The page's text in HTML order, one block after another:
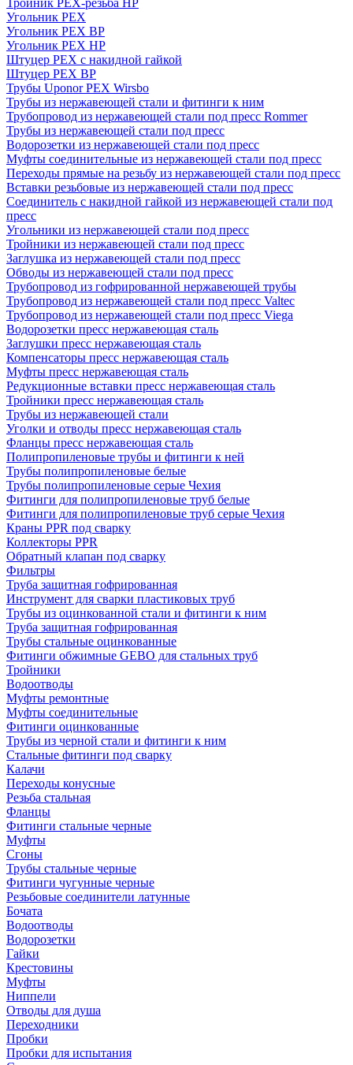
Угольник PEX
Угольник PEX ВР
Угольник PEX НР
Штуцер PEX c накидной гайкой
Штуцер PEX ВР
Трубы Uponor PEX Wirsbo
Трубы из нержавеющей стали и фитинги к ним
Трубопровод из нержавеющей стали под пресс Rommer
Трубы из нержавеющей стали под пресс
Водорозетки из нержавеющей стали под пресс
Муфты соединительные из нержавеющей стали под пресс
Переходы прямые на резьбу из нержавеющей стали под пресс
Вставки резьбовые из нержавеющей стали под пресс
Соединитель с накидной гайкой из нержавеющей стали под
пресс
Угольники из нержавеющей стали под пресс
Тройники из нержавеющей стали под пресс
Заглушка из нержавеющей стали под пресс
Обводы из нержавеющей стали под пресс
Трубопровод из гофрированной нержавеющей трубы
Трубопровод из нержавеющей стали под пресс Valtec
Трубопровод из нержавеющей стали под пресс Viega
Водорозетки пресс нержавеющая сталь
Заглушки пресс нержавеющая сталь
Компенсаторы пресс нержавеющая сталь
Муфты пресс нержавеющая сталь
Редукционные вставки пресс нержавеющая сталь
Тройники пресс нержавеющая сталь
Трубы из нержавеющей стали
Уголки и отводы пресс нержавеющая сталь
Фланцы пресс нержавеющая сталь
Полипропиленовые трубы и фитинги к ней
Трубы полипропиленовые белые
Трубы полипропиленовые серые Чехия
Фитинги для полипропиленовые труб белые
Фитинги для полипропиленовые труб серые Чехия
Краны PPR под сварку
Коллекторы PPR
Обратный клапан под сварку
Фильтры
Труба защитная гофрированная
Инструмент для сварки пластиковых труб
Трубы из оцинкованной стали и фитинги к ним
Труба защитная гофрированная
Трубы стальные оцинкованные
Фитинги обжимные GEBO для стальных труб
Тройники
Водоотводы
Муфты ремонтные
Муфты соединительные
Фитинги оцинкованные
Трубы из черной стали и фитинги к ним
Стальные фитинги под сварку
Калачи
Переходы конусные
Резьба стальная
Фланцы
Фитинги стальные черные
Муфты
Сгоны
Трубы стальные черные
Фитинги чугунные черные
Резьбовые соединители латунные
Бочата
Водоотводы
Водорозетки
Гайки
Крестовины
Муфты
Ниппели
Отводы для душа
Переходники
Пробки
Пробки для испытания